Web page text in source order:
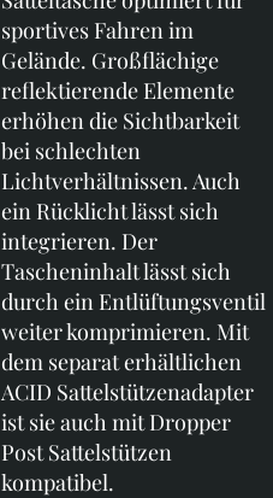
sportives Fahren im
Gelände. Großflächige
reflektierende Elemente
erhöhen die Sichtbarkeit
bei schlechten
Lichtverhältnissen. Auch
ein Rücklicht lässt sich
integrieren. Der
Tascheninhalt lässt sich
durch ein Entlüftungsventil
weiter komprimieren. Mit
dem separat erhältlichen
ACID Sattelstützenadapter
ist sie auch mit Dropper
Post Sattelstützen
kompatibel.